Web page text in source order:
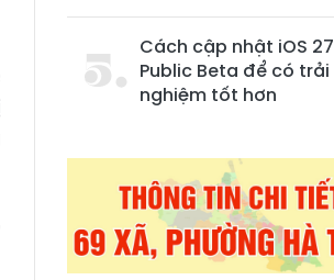
Cách cập nhật iOS 27
Public Beta để có trải
nghiệm tốt hơn